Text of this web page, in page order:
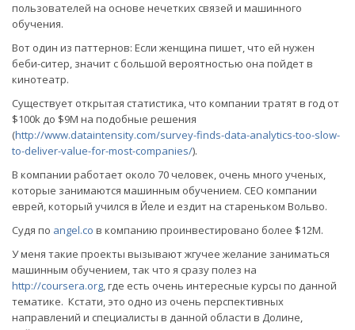
пользователей на основе нечетких связей и машинного
обучения.
Вот один из паттернов: Если женщина пишет, что ей нужен
беби-ситер, значит с большой вероятностью она пойдет в
кинотеатр.
Существует открытая статистика, что компании тратят в год от
$100k до $9M на подобные решения
(http://www.dataintensity.com/survey-finds-data-analytics-too-slow-
to-deliver-value-for-most-companies/).
В компании работает около 70 человек, очень много ученых,
которые занимаются машинным обучением. CEO компании
еврей, который учился в Йеле и ездит на стареньком Вольво.
Судя по angel.co в компанию проинвестировано более $12М.
У меня такие проекты вызывают жгучее желание заниматься
машинным обучением, так что я сразу полез на
http://coursera.org, где есть очень интересные курсы по данной
тематике. Кстати, это одно из очень перспективных
направлений и специалисты в данной области в Долине,